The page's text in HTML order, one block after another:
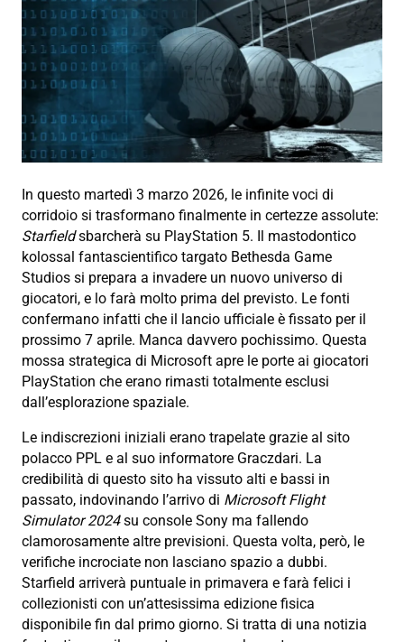
In questo martedì 3 marzo 2026, le infinite voci di
corridoio si trasformano finalmente in certezze assolute:
Starfieldsbarcherà su PlayStation 5. Il mastodontico
kolossal fantascientifico targato Bethesda Game
Studios si prepara a invadere un nuovo universo di
giocatori, e lo farà molto prima del previsto. Le fonti
confermano infatti che il lancio ufficiale è fissato per il
prossimo 7 aprile. Manca davvero pochissimo. Questa
mossa strategica di Microsoft apre le porte ai giocatori
PlayStation che erano rimasti totalmente esclusi
dall’esplorazione spaziale.
Le indiscrezioni iniziali erano trapelate grazie al sito
polacco PPL e al suo informatore Graczdari. La
credibilità di questo sito ha vissuto alti e bassi in
passato, indovinando l’arrivo di Microsoft Flight
Simulator 2024su console Sony ma fallendo
clamorosamente altre previsioni. Questa volta, però, le
verifiche incrociate non lasciano spazio a dubbi.
Starfield arriverà puntuale in primavera e farà felici i
collezionisti con un’attesissima edizione fisica
disponibile fin dal primo giorno. Si tratta di una notizia